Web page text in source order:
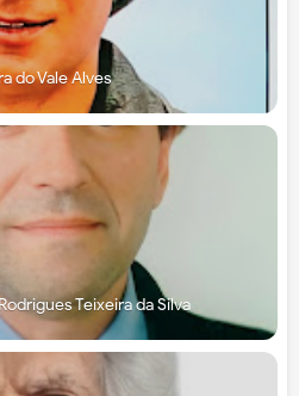
do Vale Alves
Teixeira da Silva